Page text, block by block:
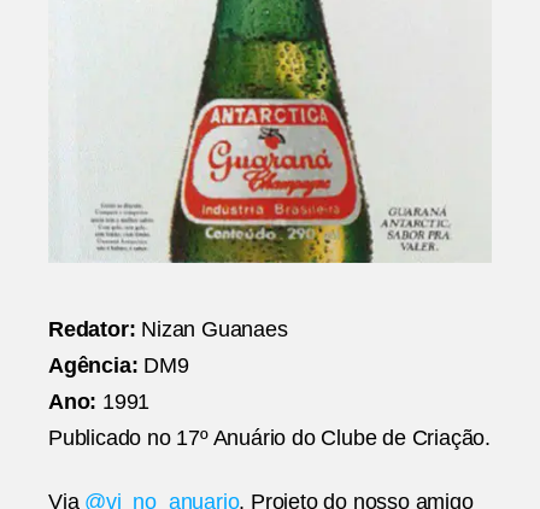
Redator: Nizan Guanaes
Agência: DM9
Ano: 1991
Publicado no 17º Anuário do Clube de Criação.
Via @vi_no_anuario. Projeto do nosso amigo